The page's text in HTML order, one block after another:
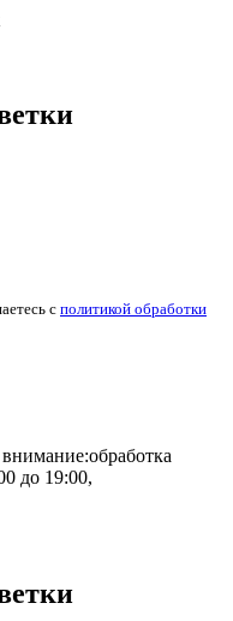
с политикой обработки
обработка
до 19:00,